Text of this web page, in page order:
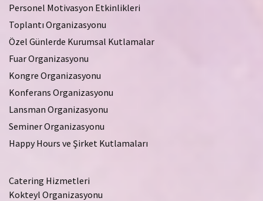
Personel Motivasyon Etkinlikleri
Toplantı Organizasyonu
Özel Günlerde Kurumsal Kutlamalar
Fuar Organizasyonu
Kongre Organizasyonu
Konferans Organizasyonu
Lansman Organizasyonu
Seminer Organizasyonu
Happy Hours ve Şirket Kutlamaları
Catering Hizmetleri
Kokteyl Organizasyonu